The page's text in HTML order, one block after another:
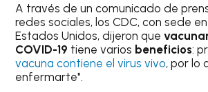
A través de un comunicado de
redes sociales, los CDC, con sede
Estados Unidos, dijeron que
COVID-19 tiene varios beneficios:
vacuna contiene el virus vivo, por lo
enfermarte".